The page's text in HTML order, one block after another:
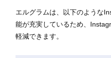
エルグラムは、以下のような
能が充実しているため、
軽減できます。